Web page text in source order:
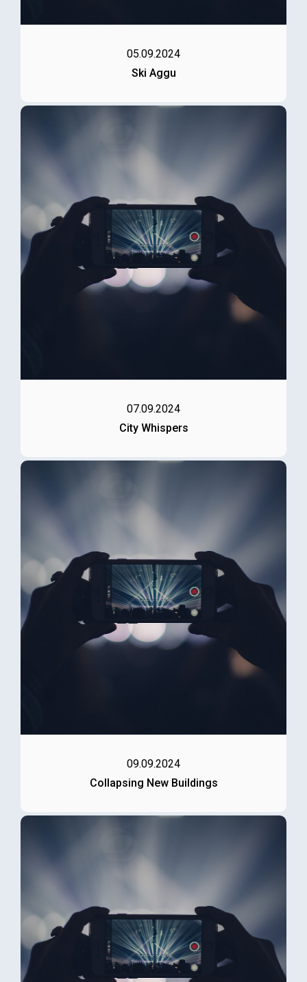
05.09.2024
Ski Aggu
07.09.2024
City Whispers
09.09.2024
Collapsing New Buildings